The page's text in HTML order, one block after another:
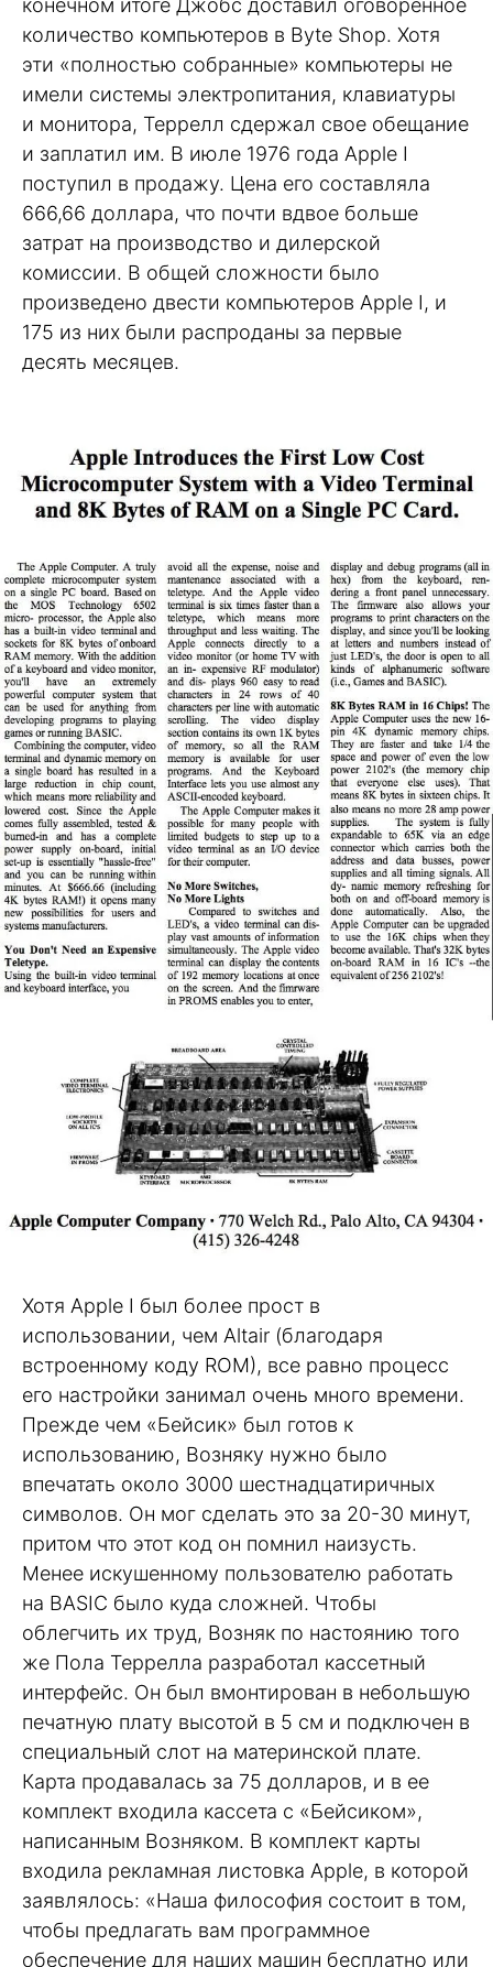
конечном итоге Джобс доставил оговоренное
количество компьютеров в Byte Shop. Хотя
эти «полностью собранные» компьютеры не
имели системы электропитания, клавиатуры
и монитора, Террелл сдержал свое обещание
и заплатил им. В июле 1976 года Apple I
поступил в продажу. Цена его составляла
666,66 доллара, что почти вдвое больше
затрат на производство и дилерской
комиссии. В общей сложности было
произведено двести компьютеров Apple I, и
175 из них были распроданы за первые
десять месяцев.
Хотя Apple I был более прост в
использовании, чем Altair (благодаря
встроенному коду ROM), все равно процесс
его настройки занимал очень много времени.
Прежде чем «Бейсик» был готов к
использованию, Возняку нужно было
впечатать около 3000 шестнадцатиричных
символов. Он мог сделать это за 20-30 минут,
притом что этот код он помнил наизусть.
Менее искушенному пользователю работать
на BASIC было куда сложней. Чтобы
облегчить их труд, Возняк по настоянию того
же Пола Террелла разработал кассетный
интерфейс. Он был вмонтирован в небольшую
печатную плату высотой в 5 см и подключен в
специальный слот на материнской плате.
Карта продавалась за 75 долларов, и в ее
комплект входила кассета с «Бейсиком»,
написанным Возняком. В комплект карты
входила рекламная листовка Apple, в которой
заявлялось: «Наша философия состоит в том,
чтобы предлагать вам программное
обеспечение для наших машин бесплатно или